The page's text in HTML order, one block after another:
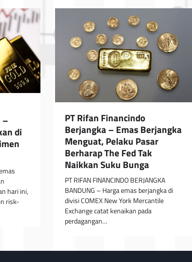
–
di
hari ini,
risk-
PT Rifan Financindo
Berjangka – Emas Berjangka
Menguat, Pelaku Pasar
Berharap The Fed Tak
Naikkan Suku Bunga
PT RIFAN FINANCINDO BERJANGKA
BANDUNG – Harga emas berjangka di
divisi COMEX New York Mercantile
Exchange catat kenaikan pada
perdagangan…